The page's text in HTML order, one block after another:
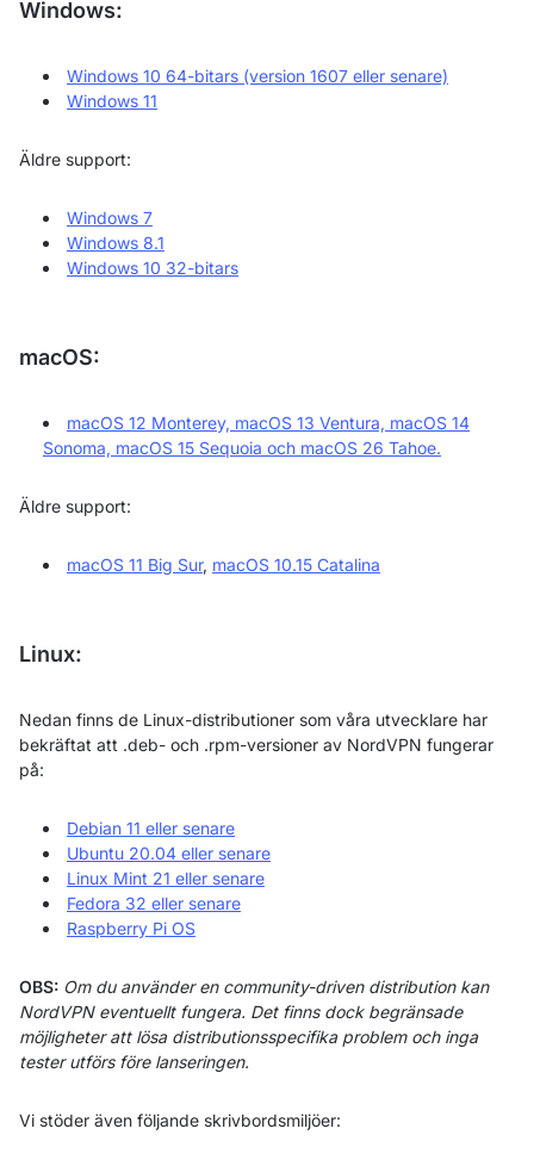
Windows:
Windows 10 64-bitars (version 1607 eller senare)
Windows 11
Äldre support:
Windows 7
Windows 8.1
Windows 10 32-bitars
macOS:
macOS 12 Monterey, macOS 13 Ventura, macOS 14
Sonoma, macOS 15 Sequoia och macOS 26 Tahoe.
Äldre support:
macOS 11 Big Sur, macOS 10.15 Catalina
Linux:
Nedan finns de Linux-distributioner som våra utvecklare har
bekräftat att .deb- och .rpm-versioner av NordVPN fungerar
på:
Debian 11 eller senare
Ubuntu 20.04 eller senare
Linux Mint 21 eller senare
Fedora 32 eller senare
Raspberry Pi OS
OBS: Om du använder en community-driven distribution kan
NordVPN eventuellt fungera. Det finns dock begränsade
möjligheter att lösa distributionsspecifika problem och inga
tester utförs före lanseringen.
Vi stöder även följande skrivbordsmiljöer: